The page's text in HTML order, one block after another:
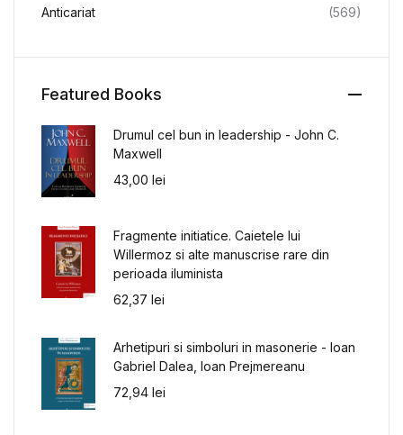
Anticariat (569)
Featured Books
Drumul cel bun in leadership - John C.
Maxwell
43,00 lei
Fragmente initiatice. Caietele lui
Willermoz si alte manuscrise rare din
perioada iluminista
62,37 lei
Arhetipuri si simboluri in masonerie - Ioan
Gabriel Dalea, Ioan Prejmereanu
72,94 lei